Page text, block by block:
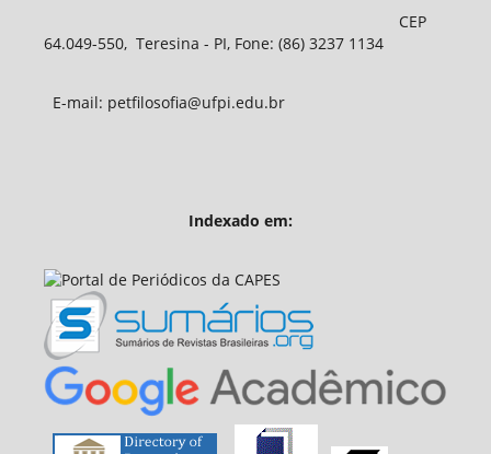
CEP
64.049-550, Teresina - PI, Fone: (86) 3237 1134
E-mail: petfilosofia@ufpi.edu.br
Indexado em: